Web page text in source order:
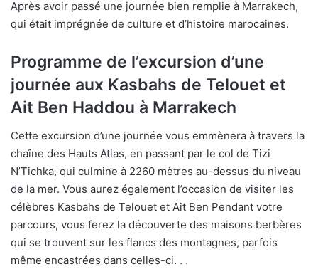
Après avoir passé une journée bien remplie à Marrakech,
qui était imprégnée de culture et d’histoire marocaines.
Programme de l’excursion d’une
journée aux Kasbahs de Telouet et
Ait Ben Haddou à Marrakech
Cette excursion d’une journée vous emmènera à travers la
chaîne des Hauts Atlas, en passant par le col de Tizi
N’Tichka, qui culmine à 2260 mètres au-dessus du niveau
de la mer. Vous aurez également l’occasion de visiter les
célèbres Kasbahs de Telouet et Ait Ben Pendant votre
parcours, vous ferez la découverte des maisons berbères
qui se trouvent sur les flancs des montagnes, parfois
même encastrées dans celles-ci. . .